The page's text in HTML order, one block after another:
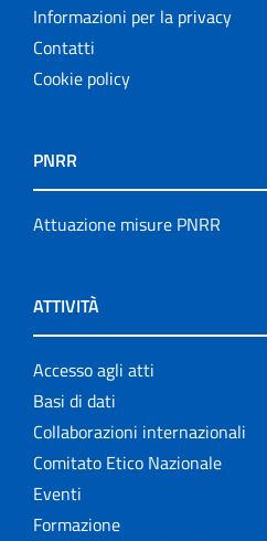
Informazioni per la privacy
Contatti
Cookie policy
PNRR
Attuazione misure PNRR
ATTIVITÀ
Accesso agli atti
Basi di dati
Collaborazioni internazionali
Comitato Etico Nazionale
Eventi
Formazione